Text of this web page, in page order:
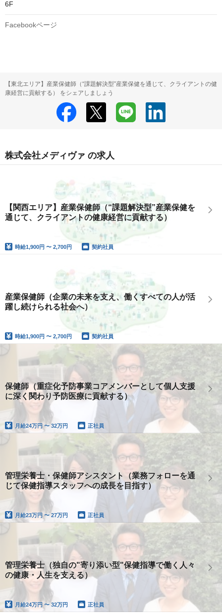
6F
Facebookページ
【東北エリア】産業保健師（“課題解決型”産業保健を通じて、クライアントの健
康経営に貢献する） をシェアしましょう
株式会社メディヴァ の求人
【関西エリア】産業保健師（“課題解決型”産業保健を
通じて、クライアントの健康経営に貢献する）
時給1,900円 〜 2,700円 契約社員
産業保健師（企業の未来を支え、働くすべての人が活
躍し続けられる社会へ）
時給1,900円 〜 2,700円 契約社員
保健師（重症化予防事業コアメンバーとして個人支援
に深く関わり予防医療に貢献する）
月給24万円 〜 32万円 正社員
管理栄養士・保健師アシスタント（業務フォローを通
じて保健指導スタッフへの成長を目指す）
月給23万円 〜 27万円 正社員
管理栄養士（独自の"寄り添い型"保健指導で働く人々
の健康・人生を支える）
月給24万円 〜 32万円 正社員